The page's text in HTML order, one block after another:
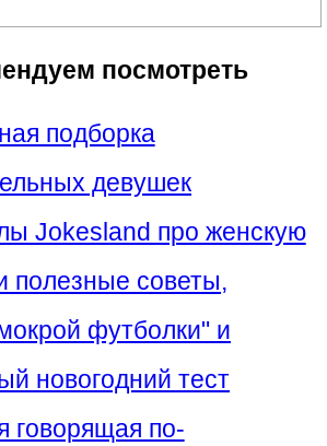
посмотреть
подборка
девушек
Jokesland про женскую
полезные советы,
футболки" и
новогодний тест
говорящая по-